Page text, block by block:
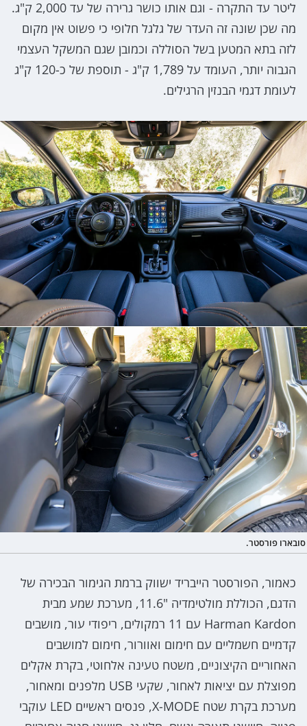
ליטר עד התקרה - וגם אותו כושר גרירה של עד 2,000 ק"ג.
מה שכן שונה זה העדר של גלגל חלופי כי פשוט אין מקום
לזה בתא המטען בשל הסוללה וכמובן שגם המשקל העצמי
הגבוה יותר, העומד על 1,789 ק"ג - תוספת של כ-120 ק"ג
לעומת דגמי הבנזין הרגילים.
סובארו פורסטר.
כאמור, הפורסטר הייבריד ישווק ברמת הגימור הבכירה של
הדגם, הכוללת מולטימדיה "11.6, מערכת שמע מבית
Harman Kardon עם 11 רמקולים, ריפודי עור, מושבים
קדמיים חשמליים עם חימום ואוורור, חימום למושבים
האחוריים הקיצוניים, משטח טעינה אלחוטי, בקרת אקלים
מפוצלת עם יציאות לאחור, שקעי USB מלפנים ומאחור,
מערכת בקרת שטח X-MODE, פנסים ראשיים LED עוקבי